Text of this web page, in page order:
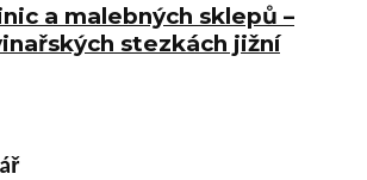
a malebných sklepů –
stezkách jižní